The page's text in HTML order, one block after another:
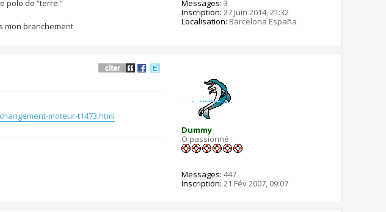
polo de “terre.”
mon branchement
Messages: 3
Inscription: 27 Juin 2014, 21:32
Localisation: Barcelona España
moteur-t1473.html
Dummy
O passionné
Messages: 447
Inscription: 21 Fév 2007, 09:07